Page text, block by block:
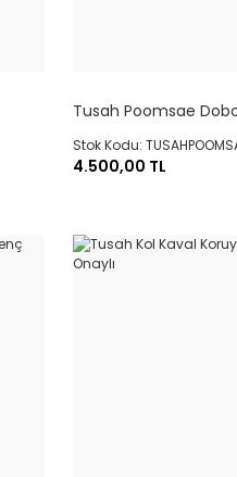
Tusah Poomsae
Stok Kodu:
4.500,00 TL